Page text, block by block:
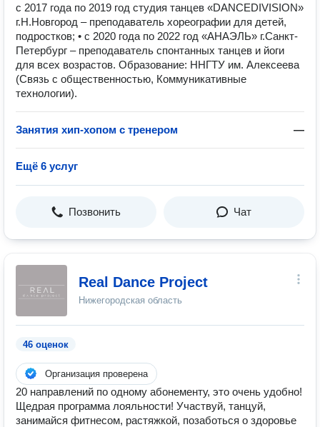
с 2017 года по 2019 год студия танцев «DANCEDIVISION»
г.Н.Новгород – преподаватель хореографии для детей,
подростков; • с 2020 года по 2022 год «АНАЭЛЬ» г.Санкт-
Петербург – преподаватель спонтанных танцев и йоги
для всех возрастов. Образование: ННГТУ им. Алексеева
(Связь с общественностью, Коммуникативные
технологии).
Занятия хип-хопом с тренером —
Ещё 6 услуг
Позвонить Чат
Real Dance Project
Нижегородская область
46 оценок
Организация проверена
20 направлений по одному абонементу, это очень удобно!
Щедрая программа лояльности! Участвуй, танцуй,
занимайся фитнесом, растяжкой, позаботься о здоровье